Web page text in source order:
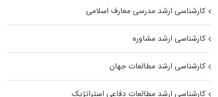
کارشناسی ارشد مدرسی معارف اسلامی
کارشناسی ارشد مشاوره
کارشناسی ارشد مطالعات جهان
کارشناسی ارشد مطالعات دفاعی استراتژیک